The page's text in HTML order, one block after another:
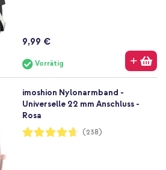
9,99 €
Vorrätig
imoshion Nylonarmband -
Universelle 22 mm Anschluss -
Rosa
Bewertung:
93%
(238)